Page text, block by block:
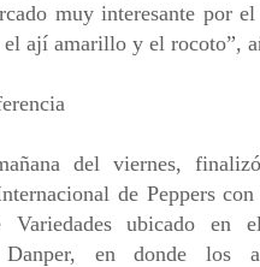
muy interesante por el
el ají amarillo y el rocoto”,
del viernes,
de Peppers
ubicado en
en donde los